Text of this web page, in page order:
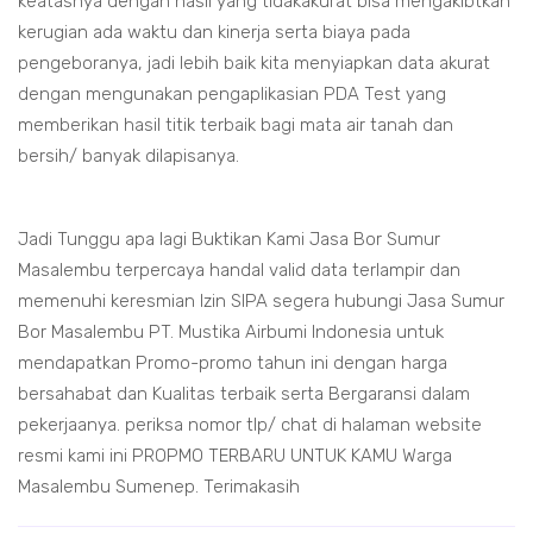
kerugian ada waktu dan kinerja serta biaya pada
pengeboranya, jadi lebih baik kita menyiapkan data akurat
dengan mengunakan pengaplikasian PDA Test yang
memberikan hasil titik terbaik bagi mata air tanah dan
bersih/ banyak dilapisanya.
Jadi Tunggu apa lagi Buktikan Kami Jasa Bor Sumur
Masalembu terpercaya handal valid data terlampir dan
memenuhi keresmian Izin SIPA segera hubungi Jasa Sumur
Bor Masalembu PT. Mustika Airbumi Indonesia untuk
mendapatkan Promo-promo tahun ini dengan harga
bersahabat dan Kualitas terbaik serta Bergaransi dalam
pekerjaanya. periksa nomor tlp/ chat di halaman website
resmi kami ini PROPMO TERBARU UNTUK KAMU Warga
Masalembu Sumenep. Terimakasih